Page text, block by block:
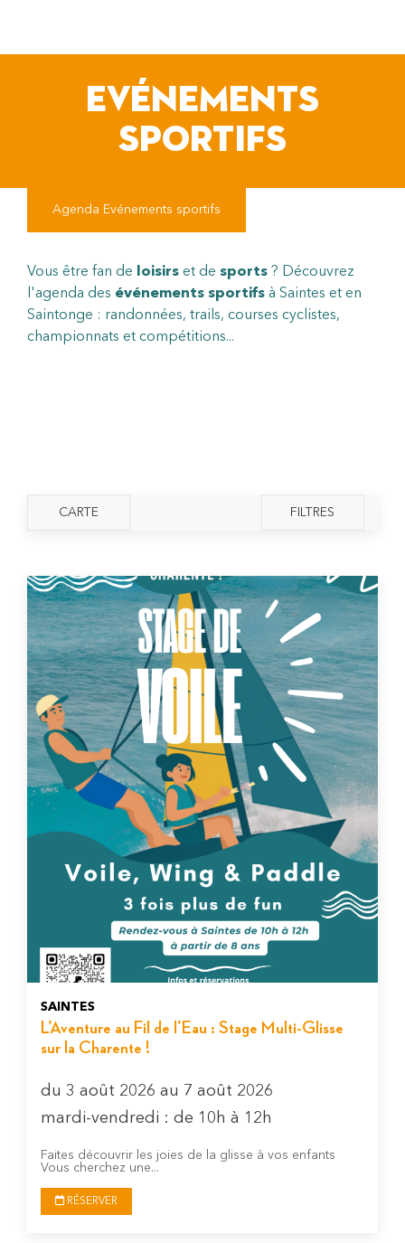
EVÉNEMENTS
SPORTIFS
Agenda Evénements sportifs
Vous être fan de loisirs et de sports ? Découvrez
l'agenda des événements sportifs à Saintes et en
Saintonge : randonnées, trails, courses cyclistes,
championnats et compétitions...
CARTE FILTRES
SAINTES
L’Aventure au Fil de l’Eau : Stage Multi-Glisse
sur la Charente !
du 3 août 2026 au 7 août 2026
mardi-vendredi : de 10h à 12h
Faites découvrir les joies de la glisse à vos enfants
Vous cherchez une...
RÉSERVER